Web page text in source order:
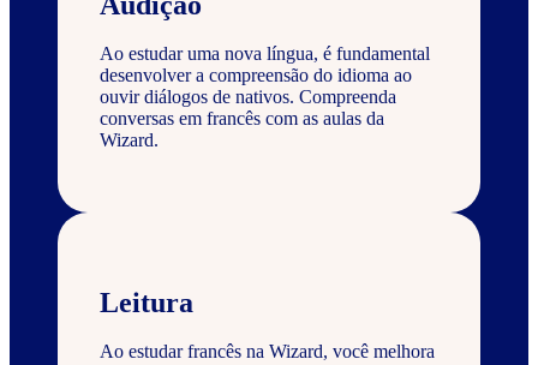
Ao estudar uma nova língua, é fundamental
desenvolver a compreensão do idioma ao
ouvir diálogos de nativos. Compreenda
conversas em francês com as aulas da
Wizard.
Leitura
Ao estudar francês na Wizard, você melhora